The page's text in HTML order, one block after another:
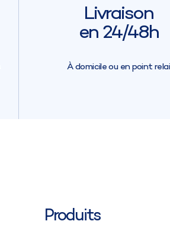
Livraison
en 24/48h
À domicile ou en point relai
Produits